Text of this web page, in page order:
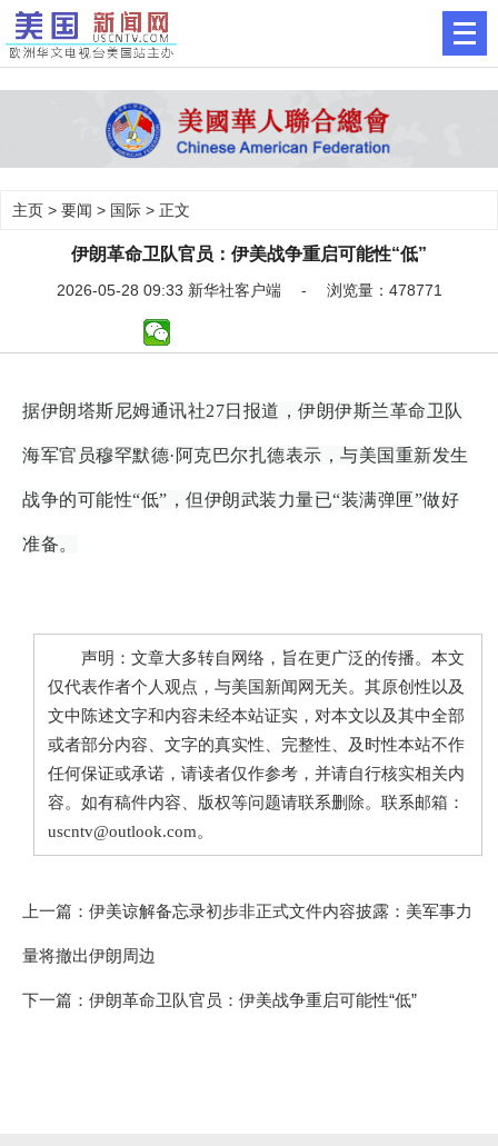
主页 > 要闻 > 国际 > 正文
伊朗革命卫队官员：伊美战争重启可能性“低”
2026-05-28 09:33 新华社客户端 - 浏览量：478771
据伊朗塔斯尼姆通讯社27日报道，伊朗伊斯兰革命卫队
海军官员穆罕默德·阿克巴尔扎德表示，与美国重新发生
战争的可能性“低”，但伊朗武装力量已“装满弹匣”做好
准备。
声明：文章大多转自网络，旨在更广泛的传播。本文
仅代表作者个人观点，与美国新闻网无关。其原创性以及
文中陈述文字和内容未经本站证实，对本文以及其中全部
或者部分内容、文字的真实性、完整性、及时性本站不作
任何保证或承诺，请读者仅作参考，并请自行核实相关内
容。如有稿件内容、版权等问题请联系删除。联系邮箱：
uscntv@outlook.com。
上一篇： 伊美谅解备忘录初步非正式文件内容披露：美军事力
量将撤出伊朗周边
下一篇： 伊朗革命卫队官员：伊美战争重启可能性“低”